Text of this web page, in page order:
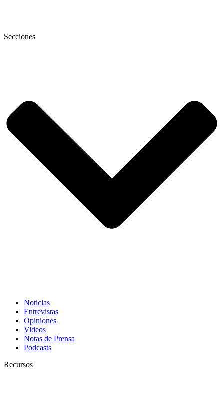
Secciones
Noticias
Entrevistas
Opiniones
Videos
Notas de Prensa
Podcasts
Recursos